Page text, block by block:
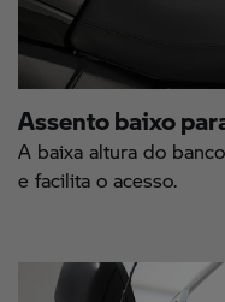
Assento baixo
A baixa altura do
e facilita o acesso.